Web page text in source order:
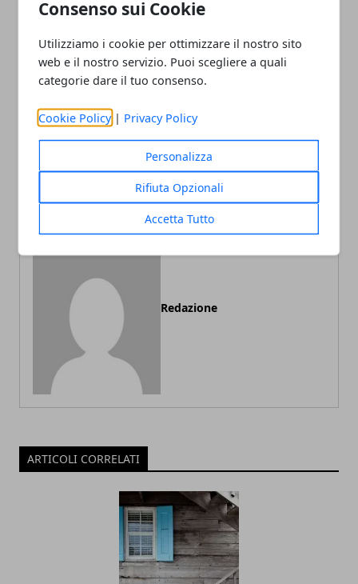
Consenso sui Cookie
Utilizziamo i cookie per ottimizzare il nostro sito
web e il nostro servizio. Puoi scegliere a quali
categorie dare il tuo consenso.
Cookie Policy | Privacy Policy
Personalizza
Rifiuta Opzionali
Accetta Tutto
Facebook
TwitterWhatsapp
Articolo Precedente
I 10 migliori regali per un
Articolo Successivo
Come scegliere il colore
giusto per il matrimonio?
Redazione
ARTICOLI CORRELATI